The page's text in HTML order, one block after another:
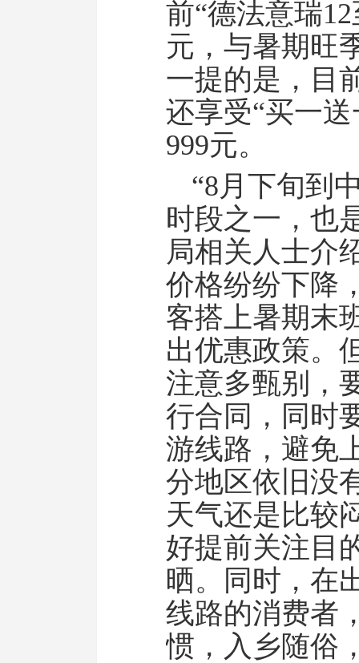
前“德法意瑞
元，与暑期旺
一提的是，目
还享受“买一
999元。
“8月下旬到
时段之一，也
局相关人士介
价格纷纷下降
客搭上暑期末
出优惠政策。
注意多甄别，
行合同，同时
游线路，避免
分地区依旧没
天气还是比较
好提前关注目
晒。同时，在
线路的消费者
惯，入乡随俗